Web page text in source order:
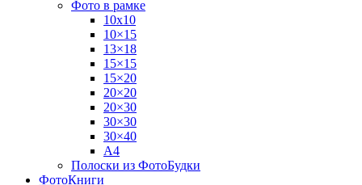
Фото в рамке
10х10
10×15
13×18
15×15
15×20
20×20
20×30
30×30
30×40
A4
Полоски из ФотоБудки
ФотоКниги